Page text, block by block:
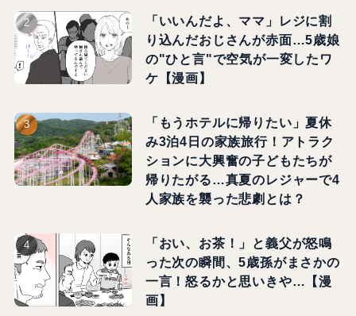
「いいんだよ、ママ」レジに割
り込んだおじさんが赤面…5歳娘
の"ひと言"で空気が一変したワ
ケ【漫画】
「もうホテルに帰りたい」夏休
み3泊4日の家族旅行！アトラク
ションに大興奮の子どもたちが
帰りたがる…真夏のレジャーで4
人家族を襲った悲劇とは？
「おい、お茶！」と義父が怒鳴
った次の瞬間、5歳孫がまさかの
一言！怒るかと思いきや…【漫
画】